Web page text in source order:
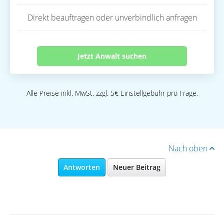
Direkt beauftragen oder unverbindlich anfragen
Jetzt Anwalt suchen
Alle Preise inkl. MwSt. zzgl. 5€ Einstellgebühr pro Frage.
Nach oben
Antworten Neuer Beitrag